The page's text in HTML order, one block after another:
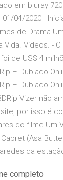
em bluray
04/2020 ·
de Drama
Vida. Vídeos. -
de US$ 4
– Dublado
– Dublado
Vizer não
por isso é
do filme Um
(Asa
da
completo